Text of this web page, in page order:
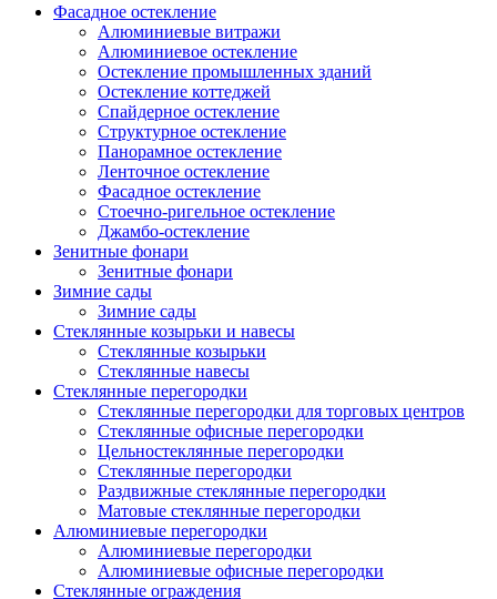
Фасадное остекление
Алюминиевые витражи
Алюминиевое остекление
Остекление промышленных зданий
Остекление коттеджей
Спайдерное остекление
Структурное остекление
Панорамное остекление
Ленточное остекление
Фасадное остекление
Стоечно-ригельное остекление
Джамбо-остекление
Зенитные фонари
Зенитные фонари
Зимние сады
Зимние сады
Стеклянные козырьки и навесы
Стеклянные козырьки
Стеклянные навесы
Стеклянные перегородки
Стеклянные перегородки для торговых центров
Стеклянные офисные перегородки
Цельностеклянные перегородки
Cтеклянные перегородки
Раздвижные стеклянные перегородки
Матовые стеклянные перегородки
Алюминиевые перегородки
Алюминиевые перегородки
Алюминиевые офисные перегородки
Стеклянные ограждения